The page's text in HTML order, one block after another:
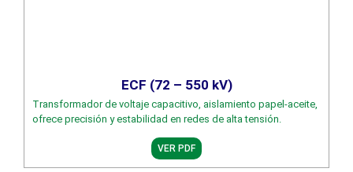
ECF (72 – 550 kV)
Transformador de voltaje capacitivo, aislamiento papel-aceite,
ofrece precisión y estabilidad en redes de alta tensión.
VER PDF